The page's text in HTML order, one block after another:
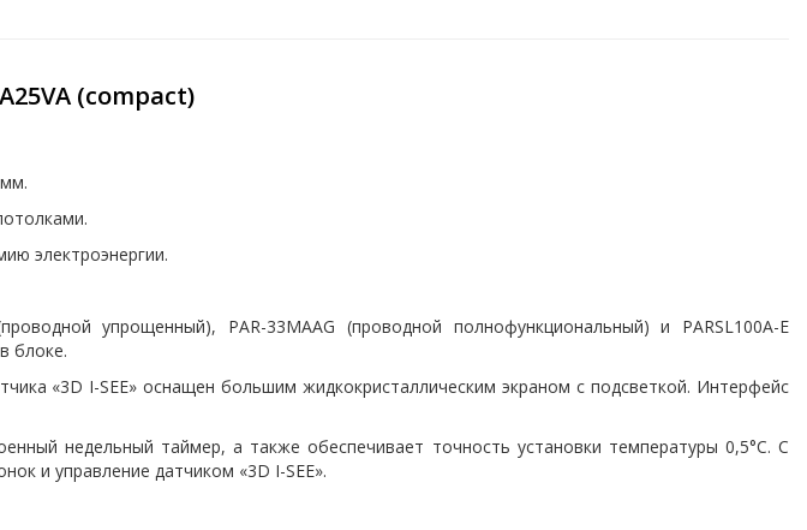
(compact)
электроэнергии.
упрощенный), PAR-33MAAG (проводной полнофункциональный) и PARSL100A-E
блоке.
«3D I-SEE» оснащен большим жидкокристаллическим экраном с подсветкой. Интерфейс
недельный таймер, а также обеспечивает точность установки температуры 0,5°С. С
и управление датчиком «3D I-SEE».